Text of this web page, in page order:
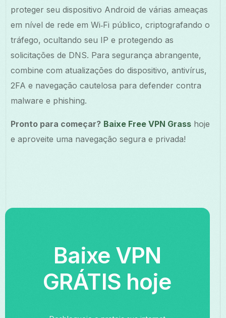
proteger seu dispositivo Android de várias ameaças
em nível de rede em Wi‑Fi público, criptografando o
tráfego, ocultando seu IP e protegendo as
solicitações de DNS. Para segurança abrangente,
combine com atualizações do dispositivo, antivírus,
2FA e navegação cautelosa para defender contra
malware e phishing.
Pronto para começar? Baixe Free VPN Grass hoje
e aproveite uma navegação segura e privada!
Baixe VPN
GRÁTIS hoje